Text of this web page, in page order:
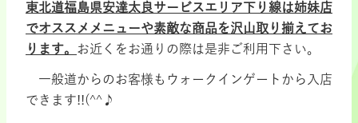
東北道福島県安達太良サービスエリア下り線は姉妹店
でオススメメニューや素敵な商品を沢山取り揃えてお
ります。 お近くをお通りの際は是非ご利用下さい。
一般道からのお客様もウォークインゲートから入店
できます!!(^^♪